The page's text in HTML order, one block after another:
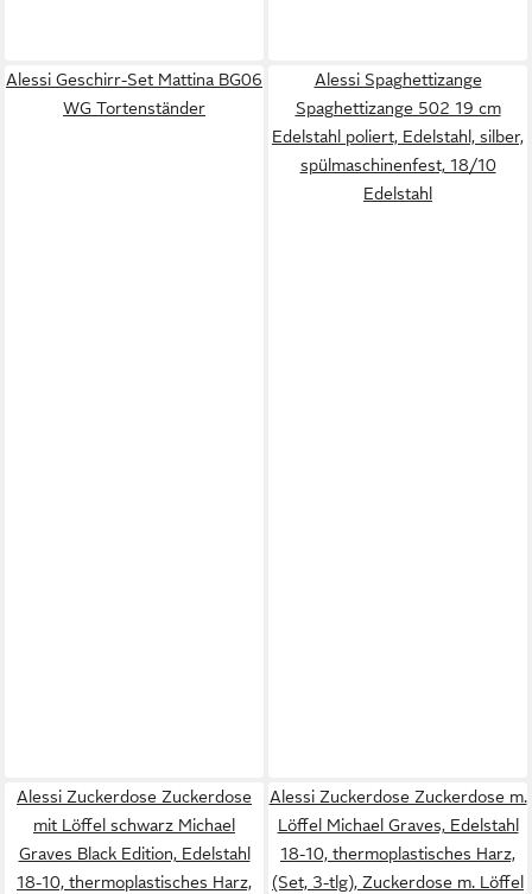
Alessi Geschirr-Set Mattina BG06
WG Tortenständer
Alessi Spaghettizange
Spaghettizange 502 19 cm
Edelstahl poliert, Edelstahl, silber,
spülmaschinenfest, 18/10
Edelstahl
Alessi Zuckerdose Zuckerdose
mit Löffel schwarz Michael
Graves Black Edition, Edelstahl
18-10, thermoplastisches Harz,
Alessi Zuckerdose Zuckerdose m.
Löffel Michael Graves, Edelstahl
18-10, thermoplastisches Harz,
(Set, 3-tlg), Zuckerdose m. Löffel